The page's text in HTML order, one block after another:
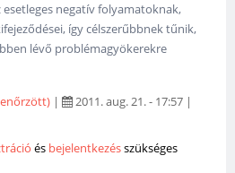
negatív folyamatoknak,
így célszerűbbnek tűnik,
lévő problémagyökerekre
| 2011. aug. 21. - 17:57 |
és bejelentkezésszükséges